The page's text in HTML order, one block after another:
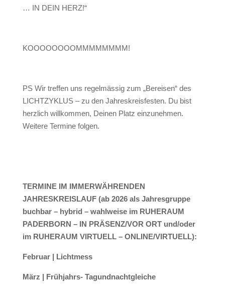
… IN DEIN HERZ!“
KOOOOOOOOMMMMMMMM!
PS Wir treffen uns regelmässig zum „Bereisen“ des
LICHTZYKLUS – zu den Jahreskreisfesten. Du bist
herzlich willkommen, Deinen Platz einzunehmen.
Weitere Termine folgen.
TERMINE IM IMMERWÄHRENDEN
JAHRESKREISLAUF (ab 2026 als Jahresgruppe
buchbar – hybrid – wahlweise im RUHERAUM
PADERBORN – IN PRÄSENZ/VOR ORT und/oder
im RUHERAUM VIRTUELL – ONLINE/VIRTUELL):
Februar | Lichtmess
März | Frühjahrs- Tagundnachtgleiche